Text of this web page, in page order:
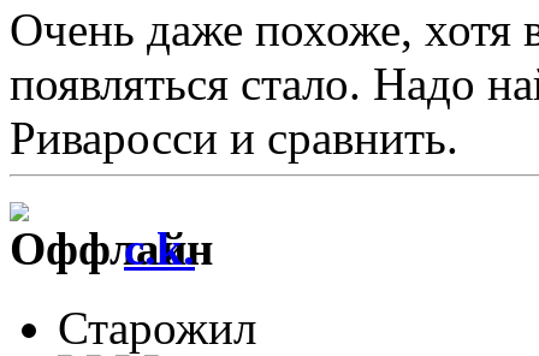
Очень даже похоже, хотя
появляться стало. Надо
Риваросси и сравнить.
c.k.
Старожил